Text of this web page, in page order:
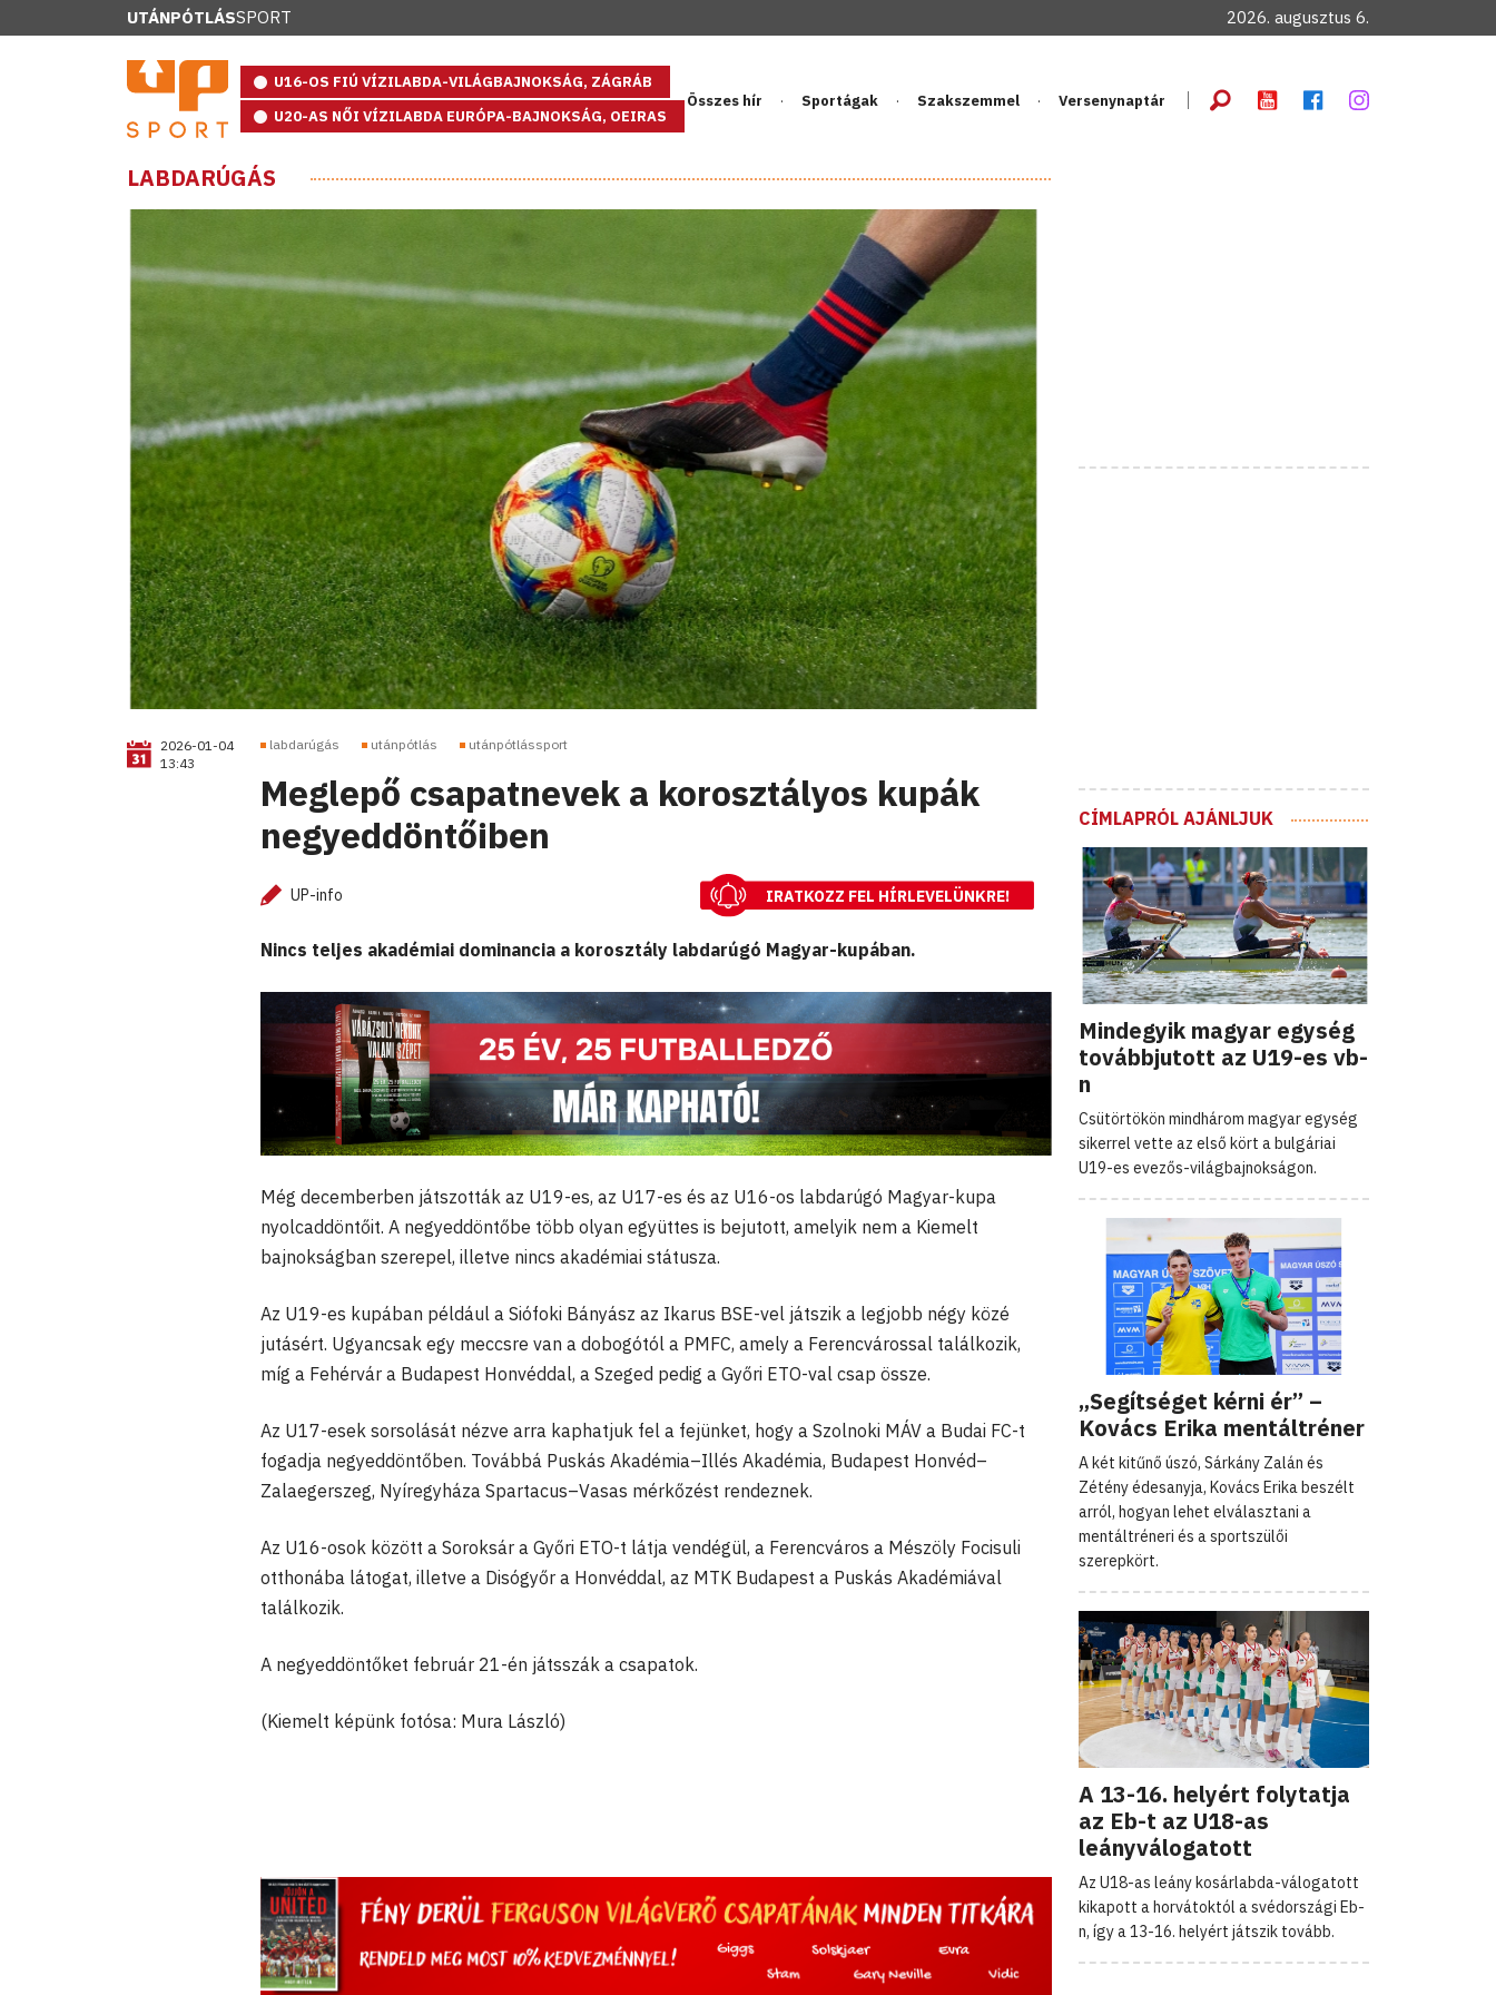
UTÁNPÓTLÁSSPORT 2026. augusztus 6.
U16-OS FIÚ VÍZILABDA-VILÁGBAJNOKSÁG, ZÁGRÁB
U20-AS NŐI VÍZILABDA EURÓPA-BAJNOKSÁG, OEIRAS
Összes hír Sportágak Szakszemmel Versenynaptár
LABDARÚGÁS
2026-01-04
13:43
labdarúgás utánpótlás utánpótlássport
Meglepő csapatnevek a korosztályos kupák
negyeddöntőiben
UP-info IRATKOZZ FEL HÍRLEVELÜNKRE!
Nincs teljes akadémiai dominancia a korosztály labdarúgó Magyar-kupában.
Még decemberben játszották az U19-es, az U17-es és az U16-os labdarúgó Magyar-kupa
nyolcaddöntőit. A negyeddöntőbe több olyan együttes is bejutott, amelyik nem a Kiemelt
bajnokságban szerepel, illetve nincs akadémiai státusza.
Az U19-es kupában például a Siófoki Bányász az Ikarus BSE-vel játszik a legjobb négy közé
jutásért. Ugyancsak egy meccsre van a dobogótól a PMFC, amely a Ferencvárossal találkozik,
míg a Fehérvár a Budapest Honvéddal, a Szeged pedig a Győri ETO-val csap össze.
Az U17-esek sorsolását nézve arra kaphatjuk fel a fejünket, hogy a Szolnoki MÁV a Budai FC-t
fogadja negyeddöntőben. Továbbá Puskás Akadémia–Illés Akadémia, Budapest Honvéd–
Zalaegerszeg, Nyíregyháza Spartacus–Vasas mérkőzést rendeznek.
Az U16-osok között a Soroksár a Győri ETO-t látja vendégül, a Ferencváros a Mészöly Focisuli
otthonába látogat, illetve a Disógyőr a Honvéddal, az MTK Budapest a Puskás Akadémiával
találkozik.
A negyeddöntőket február 21-én játsszák a csapatok.
(Kiemelt képünk fotósa: Mura László)
CÍMLAPRÓL AJÁNLJUK
Mindegyik magyar egység
továbbjutott az U19-es vb-
n
Csütörtökön mindhárom magyar egység
sikerrel vette az első kört a bulgáriai
U19-es evezős-világbajnokságon.
„Segítséget kérni ér” –
Kovács Erika mentáltréner
A két kitűnő úszó, Sárkány Zalán és
Zétény édesanyja, Kovács Erika beszélt
arról, hogyan lehet elválasztani a
mentáltréneri és a sportszülői
szerepkört.
A 13-16. helyért folytatja
az Eb-t az U18-as
leányválogatott
Az U18-as leány kosárlabda-válogatott
kikapott a horvátoktól a svédországi Eb-
n, így a 13-16. helyért játszik tovább.